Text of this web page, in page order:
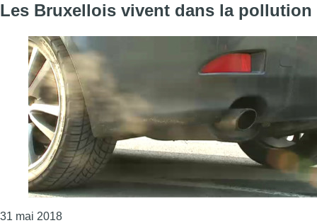
Les Bruxellois vivent dans la pollution
31 mai 2018Consulter l'article "Les Bruxellois vivent dans la